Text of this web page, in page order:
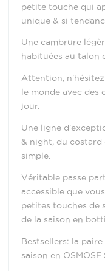
petite touche qui
unique & si
Une cambrure
habituées au talon
Attention,
le monde avec des
jour.
Une ligne
& night, du costard
simple.
Véritable passe
accessible que
petites touches de
de la saison en
Bestsellers: la
saison en OSMOSE